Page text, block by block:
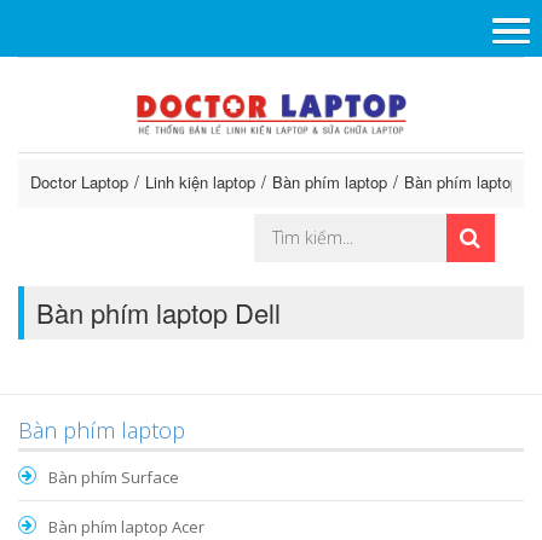
Doctor Laptop Linh kiện laptop Bàn phím laptop Bàn phím laptop
Bàn phím laptop Dell
Bàn phím laptop
Bàn phím Surface
Bàn phím laptop Acer